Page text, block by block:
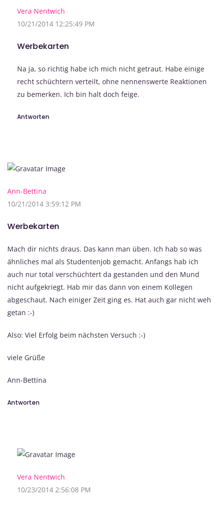
Vera Nentwich
10/21/2014 12:25:49 PM
Werbekarten
Na ja, so richtig habe ich mich nicht getraut. Habe einige
recht schüchtern verteilt, ohne nennenswerte Reaktionen
zu bemerken. Ich bin halt doch feige.
Antworten
Ann-Bettina
10/21/2014 3:59:12 PM
Werbekarten
Mach dir nichts draus. Das kann man üben. Ich hab so was
ähnliches mal als Studentenjob gemacht. Anfangs hab ich
auch nur total verschüchtert da gestanden und den Mund
nicht aufgekriegt. Hab mir das dann von einem Kollegen
abgeschaut. Nach einiger Zeit ging es. Hat auch gar nicht weh
getan :-)
Also: Viel Erfolg beim nächsten Versuch :-)
viele Grüße
Ann-Bettina
Antworten
Vera Nentwich
10/23/2014 2:56:08 PM